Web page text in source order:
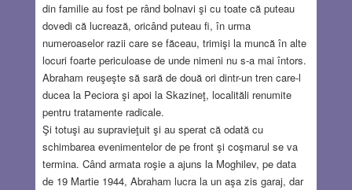
din familie au fost pe rând bolnavi şi cu toate că puteau
dovedi că lucrează, oricând puteau fi, în urma
numeroaselor razii care se făceau, trimişi la muncă în alte
locuri foarte periculoase de unde nimeni nu s-a mai întors.
Abraham reuşeşte să sară de două ori dintr-un tren care-l
ducea la Peciora şi apoi la Skazineţ, localităli renumite
pentru tratamente radicale.
Şi totuşi au supravieţuit şi au sperat că odată cu
schimbarea evenimentelor de pe front şi coşmarul se va
termina. Când armata roşie a ajuns la Moghilev, pe data
de 19 Martie 1944, Abraham lucra la un aşa zis garaj, dar